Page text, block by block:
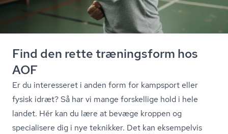
Find den rette træningsform hos
AOF
Er du interesseret i anden form for kampsport eller
fysisk idræt? Så har vi mange forskellige hold i hele
landet. Hér kan du lære at bevæge kroppen og
specialisere dig i nye teknikker. Det kan eksempelvis